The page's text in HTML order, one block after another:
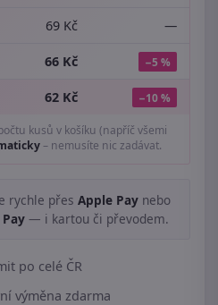
69 Kč —
66 Kč −5 %
62 Kč −10 %
kusů v košíku (napříč všemi
– nemusíte nic zadávat.
rychle přes Apple Pay nebo
— i kartou či převodem.
po celé ČR
výměna zdarma